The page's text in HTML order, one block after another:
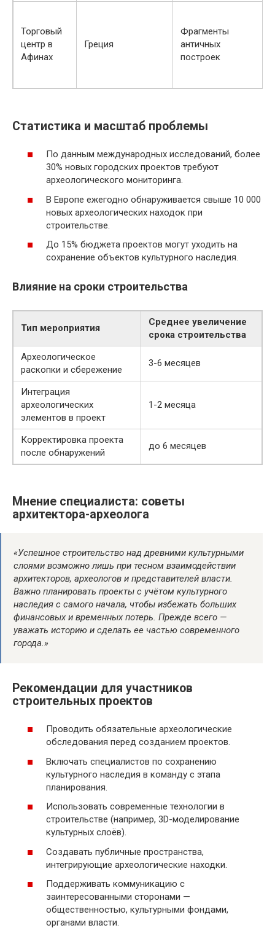
Торговый
центр в
Афинах
Греция
Фрагменты
античных
построек
Статистика и масштаб проблемы
По данным международных исследований, более
30% новых городских проектов требуют
археологического мониторинга.
В Европе ежегодно обнаруживается свыше 10 000
новых археологических находок при
строительстве.
До 15% бюджета проектов могут уходить на
сохранение объектов культурного наследия.
Влияние на сроки строительства
Тип мероприятия
Среднее увеличение
срока строительства
Археологическое
раскопки и сбережение
3-6 месяцев
Интеграция
археологических
элементов в проект
1-2 месяца
Корректировка проекта
после обнаружений
до 6 месяцев
Мнение специалиста: советы
архитектора-археолога
«Успешное строительство над древними культурными
слоями возможно лишь при тесном взаимодействии
архитекторов, археологов и представителей власти.
Важно планировать проекты с учётом культурного
наследия с самого начала, чтобы избежать больших
финансовых и временных потерь. Прежде всего —
уважать историю и сделать ее частью современного
города.»
Рекомендации для участников
строительных проектов
Проводить обязательные археологические
обследования перед созданием проектов.
Включать специалистов по сохранению
культурного наследия в команду с этапа
планирования.
Использовать современные технологии в
строительстве (например, 3D-моделирование
культурных слоёв).
Создавать публичные пространства,
интегрирующие археологические находки.
Поддерживать коммуникацию с
заинтересованными сторонами —
общественностью, культурными фондами,
органами власти.